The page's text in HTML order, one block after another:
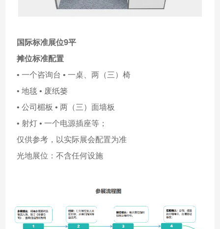
国际标准展位9平
摊位标准配置
• 一个咨询台 • 一桌、两（三）椅
• 地毯 • 废纸篓
• 公司楣板 • 两（三）面墙板
• 射灯 • 一个电源插座等；
仅供参考，以实际展会配置为准
光地展位：不含任何设施